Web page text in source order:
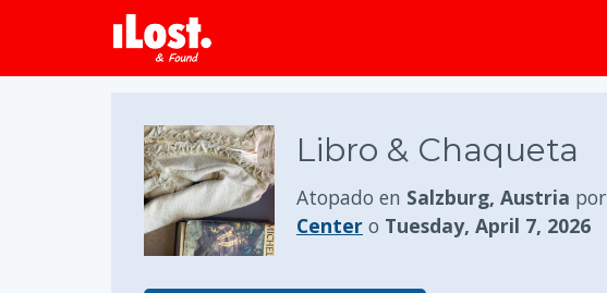
Libro & Chaqueta
Atopado en Salzburg, Austria por
Center o Tuesday, April 7, 2026